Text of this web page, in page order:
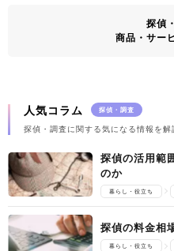
探偵
商品・サー
人気コラム 探偵・調査
探偵・調査に関する気になる情報を解
探偵の活用範
のか
暮らし・役立ち
探偵の料金相
暮らし・役立ち